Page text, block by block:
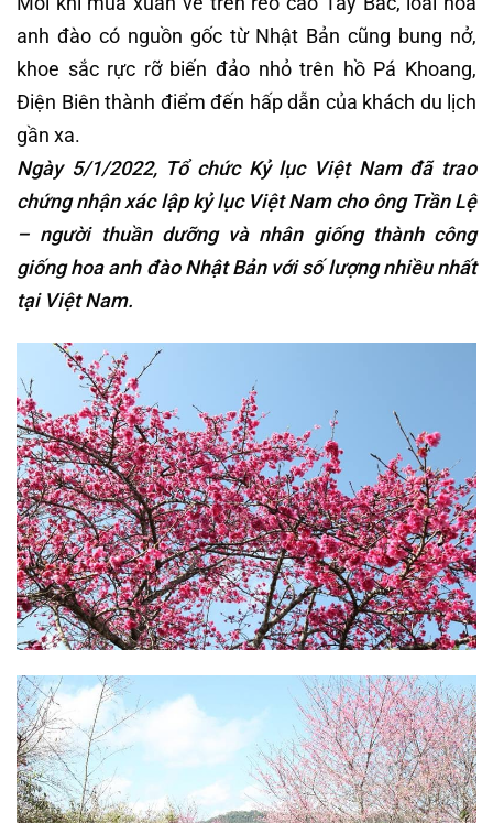
anh đào có nguồn gốc từ Nhật Bản cũng bung nở,
khoe sắc rực rỡ biến đảo nhỏ trên hồ Pá Khoang,
Điện Biên thành điểm đến hấp dẫn của khách du lịch
gần xa.
Ngày 5/1/2022, Tổ chức Kỷ lục Việt Nam đã trao
chứng nhận xác lập kỷ lục Việt Nam cho ông Trần Lệ
– người thuần dưỡng và nhân giống thành công
giống hoa anh đào Nhật Bản với số lượng nhiều nhất
tại Việt Nam.